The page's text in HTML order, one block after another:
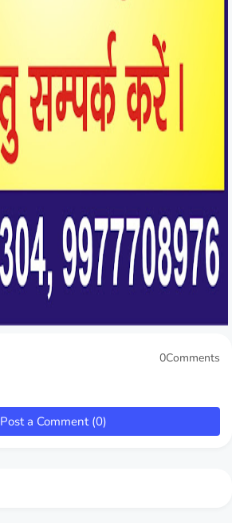
0Comments
Post a Comment (0)